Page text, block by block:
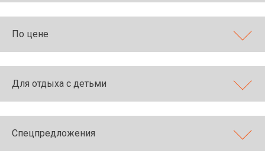
По цене
Для отдыха с детьми
Спецпредложения